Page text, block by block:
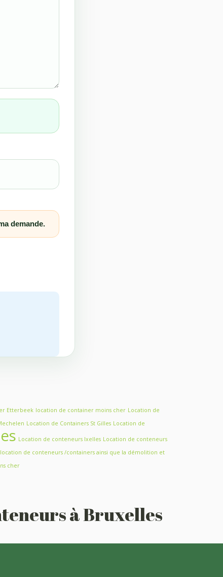
demande.
Etterbeek location de container moins cher Location de
Location de Containers St Gilles Location de
Location de conteneurs Ixelles Location de conteneurs
: location de conteneurs /containers ainsi que la démolition et
cher
à Bruxelles